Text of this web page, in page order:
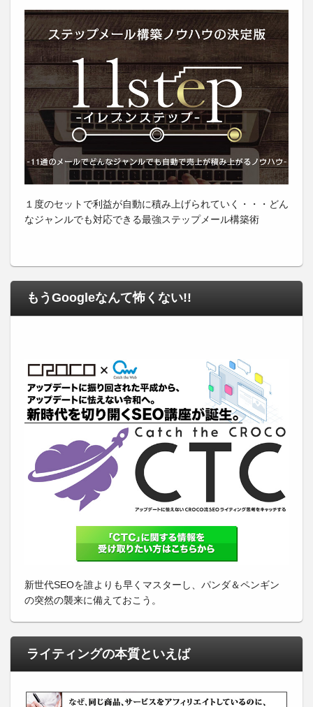
１度のセットで利益が自動に積み上げられていく・・・どん
なジャンルでも対応できる最強ステップメール構築術
もうGoogleなんて怖くない!!
新世代SEOを誰よりも早くマスターし、パンダ＆ペンギン
の突然の襲来に備えておこう。
ライティングの本質といえば